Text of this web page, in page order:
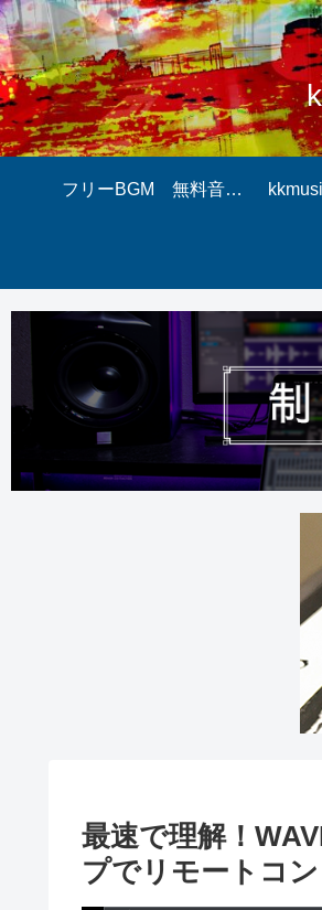
フリーBGM 無料音源 無料音素材 ダウンロードページ
最速で理解！
プでリモートコン